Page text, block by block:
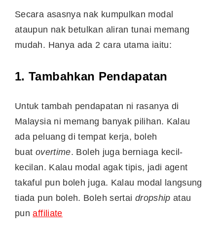
Secara asasnya nak kumpulkan modal
ataupun nak betulkan aliran tunai memang
mudah. Hanya ada 2 cara utama iaitu:
1. Tambahkan Pendapatan
Untuk tambah pendapatan ni rasanya di
Malaysia ni memang banyak pilihan. Kalau
ada peluang di tempat kerja, boleh
buat overtime. Boleh juga berniaga kecil-
kecilan. Kalau modal agak tipis, jadi agent
takaful pun boleh juga. Kalau modal langsung
tiada pun boleh. Boleh sertai dropship atau
punaffiliate